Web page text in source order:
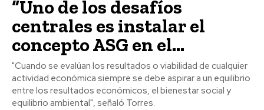
“Uno de los desafíos
centrales es instalar el
concepto ASG en el...
"Cuando se evalúan los resultados o viabilidad de cualquier
actividad económica siempre se debe aspirar a un equilibrio
entre los resultados económicos, el bienestar social y
equilibrio ambiental", señaló Torres.